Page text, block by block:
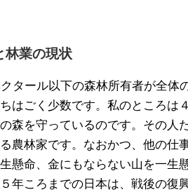
林業の現状
タール以下の森林所有者が全体
はごく少数です。私のところは
森を守っているのです。その人
農林家です。なおかつ、他の仕
懸命、金にもならない山を一生
年ころまでの日本は、戦後の復